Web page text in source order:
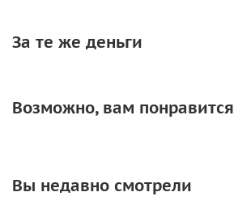
За те же деньги
Возможно, вам понравится
Вы недавно смотрели